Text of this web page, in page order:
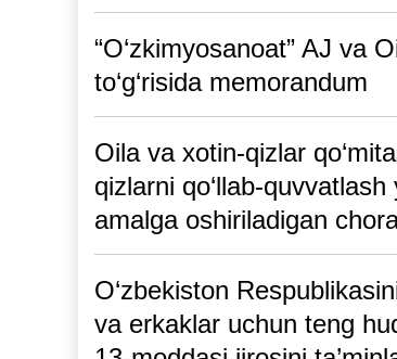
“O‘zkimyosanoat” AJ va
to‘g‘risida memorandum
Oila va xotin-qizlar
qizlarni qo‘llab-
amalga oshiriladigan
O‘zbekiston
va erkaklar uchun teng